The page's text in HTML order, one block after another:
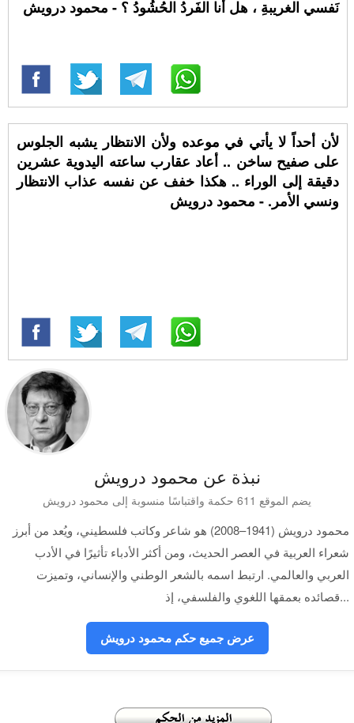
نَفسي الغريبةِ ، هل أَنا الفَردُ الحُشُودُ ؟ - محمود درويش
لأن أحداً لا يأتي في موعده ولأن الانتظار يشبه الجلوس
على صفيح ساخن .. أعاد عقارب ساعته اليدوية عشرين
دقيقة إلى الوراء .. هكذا خفف عن نفسه عذاب الانتظار
ونسي الأمر. - محمود درويش
نبذة عن محمود درويش
يضم الموقع 611 حكمة واقتباسًا منسوبة إلى محمود درويش
محمود درويش (1941–2008) هو شاعر وكاتب فلسطيني، ويُعد من أبرز
شعراء العربية في العصر الحديث، ومن أكثر الأدباء تأثيرًا في الأدب
العربي والعالمي. ارتبط اسمه بالشعر الوطني والإنساني، وتميزت
قصائده بعمقها اللغوي والفلسفي، إذ...
عرض جميع حكم محمود درويش